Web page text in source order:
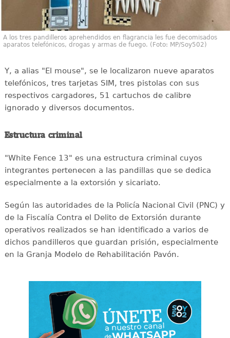
A los tres pandilleros aprehendidos en flagrancia les fue decomisados
aparatos telefónicos, drogas y armas de fuego. (Foto: MP/Soy502)
Y, a alias "El mouse", se le localizaron nueve aparatos
telefónicos, tres tarjetas SIM, tres pistolas con sus
respectivos cargadores, 51 cartuchos de calibre
ignorado y diversos documentos.
Estructura criminal
"White Fence 13" es una estructura criminal cuyos
integrantes pertenecen a las pandillas que se dedica
especialmente a la extorsión y sicariato.
Según las autoridades de la Policía Nacional Civil (PNC) y
de la Fiscalía Contra el Delito de Extorsión durante
operativos realizados se han identificado a varios de
dichos pandilleros que guardan prisión, especialmente
en la Granja Modelo de Rehabilitación Pavón.